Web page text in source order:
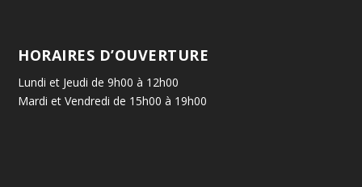
HORAIRES D’OUVERTURE
Lundi et Jeudi de 9h00 à 12h00
Mardi et Vendredi de 15h00 à 19h00